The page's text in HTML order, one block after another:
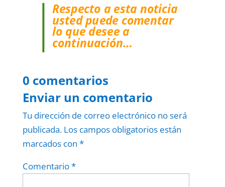
Respecto a esta noticia
usted puede comentar
lo que desee a
continuación…
0 comentarios
Enviar un comentario
Tu dirección de correo electrónico no será
publicada. Los campos obligatorios están
marcados con *
Comentario*